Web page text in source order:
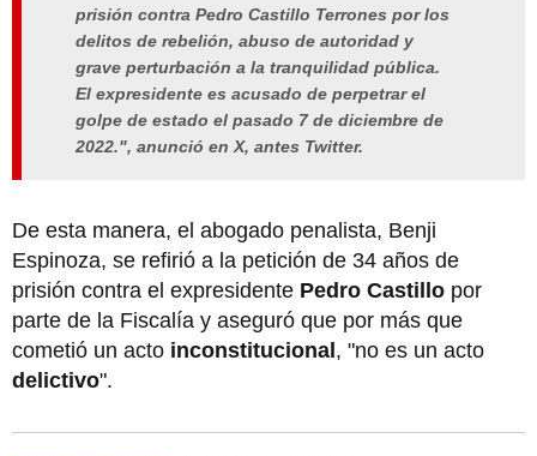
prisión contra Pedro Castillo Terrones por los
delitos de rebelión, abuso de autoridad y
grave perturbación a la tranquilidad pública.
El expresidente es acusado de perpetrar el
golpe de estado el pasado 7 de diciembre de
2022.", anunció en X, antes Twitter.
De esta manera, el abogado penalista, Benji
Espinoza, se refirió a la petición de 34 años de
prisión contra el expresidente Pedro Castillo por
parte de la Fiscalía y aseguró que por más que
cometió un acto inconstitucional , "no es un acto
delictivo".